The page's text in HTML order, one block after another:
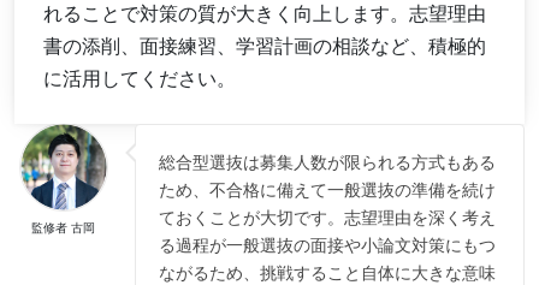
れることで対策の質が大きく向上します。志望理由
書の添削、面接練習、学習計画の相談など、積極的
に活用してください。
監修者 古岡
総合型選抜は募集人数が限られる方式もある
ため、不合格に備えて一般選抜の準備を続け
ておくことが大切です。志望理由を深く考え
る過程が一般選抜の面接や小論文対策にもつ
ながるため、挑戦すること自体に大きな意味